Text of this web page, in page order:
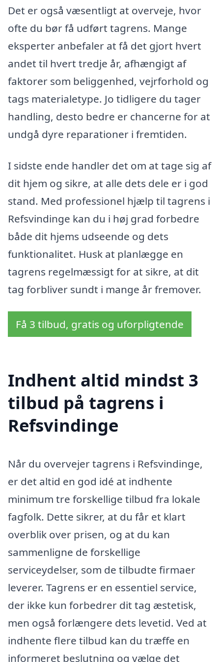
Det er også væsentligt at overveje, hvor
ofte du bør få udført tagrens. Mange
eksperter anbefaler at få det gjort hvert
andet til hvert tredje år, afhængigt af
faktorer som beliggenhed, vejrforhold og
tags materialetype. Jo tidligere du tager
handling, desto bedre er chancerne for at
undgå dyre reparationer i fremtiden.
I sidste ende handler det om at tage sig af
dit hjem og sikre, at alle dets dele er i god
stand. Med professionel hjælp til tagrens i
Refsvindinge kan du i høj grad forbedre
både dit hjems udseende og dets
funktionalitet. Husk at planlægge en
tagrens regelmæssigt for at sikre, at dit
tag forbliver sundt i mange år fremover.
Få 3 tilbud, gratis og uforpligtende
Indhent altid mindst 3
tilbud på tagrens i
Refsvindinge
Når du overvejer tagrens i Refsvindinge,
er det altid en god idé at indhente
minimum tre forskellige tilbud fra lokale
fagfolk. Dette sikrer, at du får et klart
overblik over prisen, og at du kan
sammenligne de forskellige
serviceydelser, som de tilbudte firmaer
leverer. Tagrens er en essentiel service,
der ikke kun forbedrer dit tag æstetisk,
men også forlængere dets levetid. Ved at
indhente flere tilbud kan du træffe en
informeret beslutning og vælge det